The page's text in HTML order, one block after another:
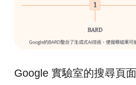
Google 實驗室的搜尋頁面